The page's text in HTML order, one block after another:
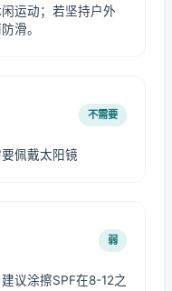
运动；若坚持户外
滑。
不需要
佩戴太阳镜
弱
议涂擦SPF在8-12之